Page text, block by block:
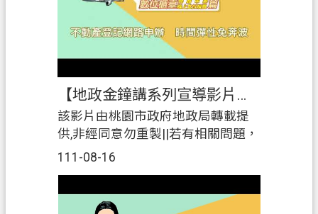
前一定要先閱讀契約內容，如果仲
介口頭說明與契約書文字記載不
符，一定要請對方特別在契約書上
明確記載其口頭之保證事項，並請
其簽名負責，以避免爭議。||該影片
由桃園市政府法務局提供,非經同意
勿重製
【地政金鐘講系列宣導影片】第1講~數位櫃臺「網路申辦、線上支付規費」篇-不動產登記網路申辦，時間彈性
111-08-16
該影片由桃園市政府地政局轉載提
供,非經同意勿重製||若有相關問題，
可洽地政局聯絡電話：03－